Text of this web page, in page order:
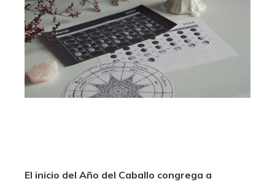
El inicio del Año del Caballo congrega a